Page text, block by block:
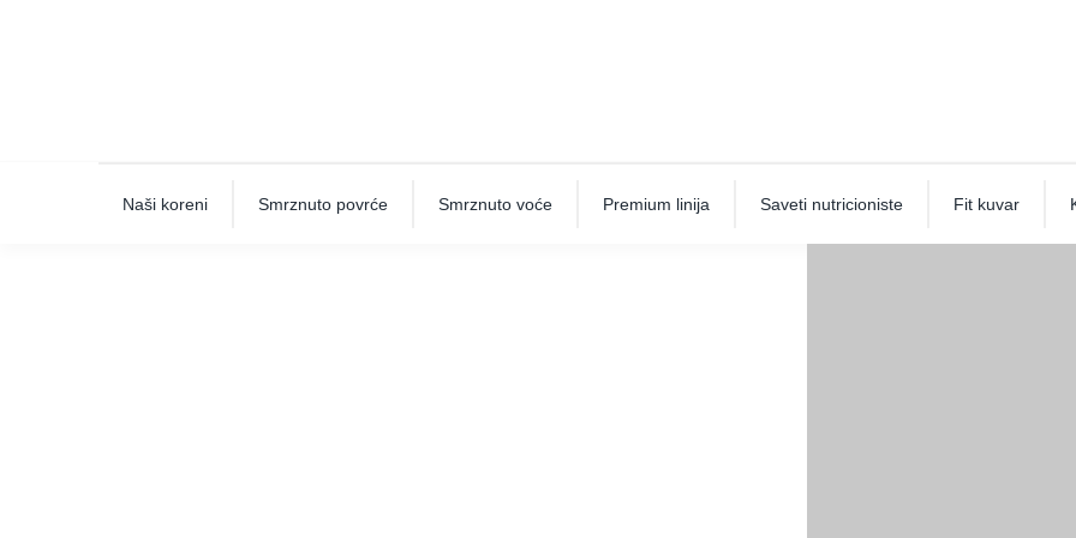
Naši koreni Smrznuto povrće Smrznuto voće Premium linija Saveti nutricioniste Fit kuvar